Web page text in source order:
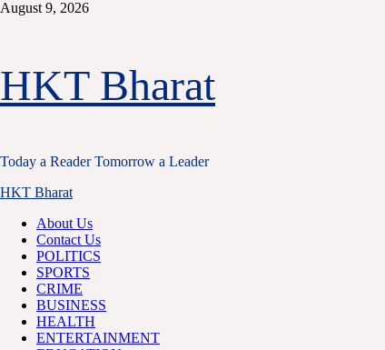
Skip
August 9, 2026
HKT Bharat
Today a Reader Tomorrow a Leader
Primary
HKT Bharat
About Us
Contact Us
POLITICS
SPORTS
CRIME
BUSINESS
HEALTH
ENTERTAINMENT